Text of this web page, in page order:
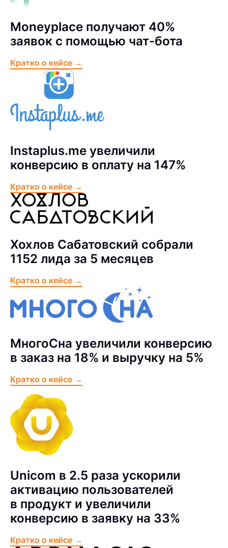
Moneyplace получают 40%
заявок с помощью чат-бота
Кратко о кейсе →
Instaplus.me увеличили
конверсию в оплату на 147%
Кратко о кейсе →
Хохлов Сабатовский собрали
1152 лида за 5 месяцев
Кратко о кейсе →
МногоСна увеличили конверсию
в заказ на 18% и выручку на 5%
Кратко о кейсе →
Unicom в 2.5 раза ускорили
активацию пользователей
в продукт и увеличили
конверсию в заявку на 33%
Кратко о кейсе →